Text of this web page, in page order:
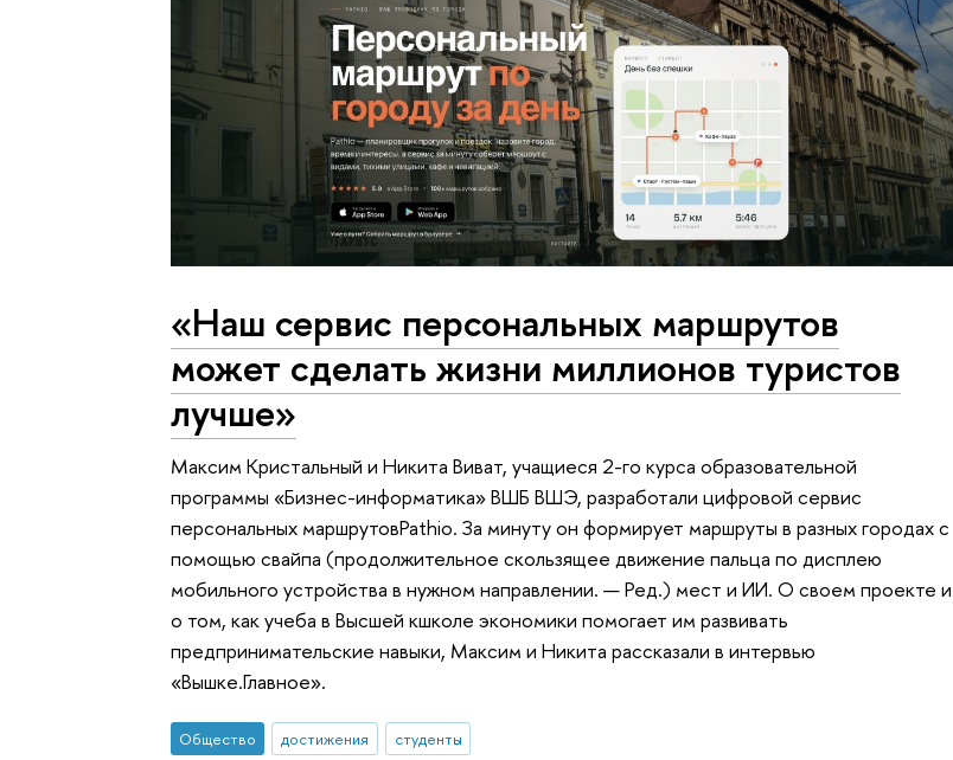
«Наш сервис персональных маршрутов
может сделать жизни миллионов туристов
лучше»
Максим Кристальный и Никита Виват, учащиеся 2-го курса образовательной
программы «Бизнес-информатика» ВШБ ВШЭ, разработали цифровой сервис
персональных маршрутовPathio. За минуту он формирует маршруты в разных городах с
помощью свайпа (продолжительное скользящее движение пальца по дисплею
мобильного устройства в нужном направлении. — Ред.) мест и ИИ. О своем проекте и
о том, как учеба в Высшей кшколе экономики помогает им развивать
предпринимательские навыки, Максим и Никита рассказали в интервью
«Вышке.Главное».
Общество достижения студенты